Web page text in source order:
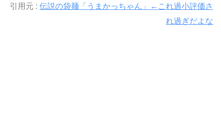
引用元 : 伝説の袋麺「うまかっちゃん」←これ過小評価さ
れ過ぎだよな